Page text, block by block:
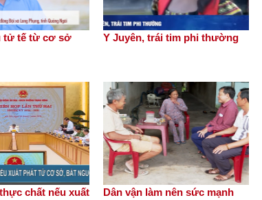
tử tế từ cơ sở Y Juyên, trái tim phi thường
chất nếu xuất Dân vận làm nên sức mạnh